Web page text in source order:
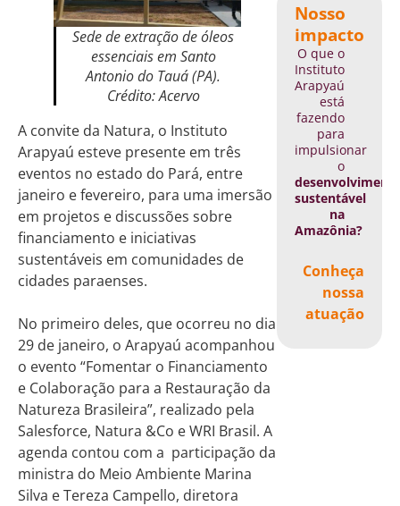
Nosso
impacto
O que o
Instituto
Arapyaú
está
fazendo
para
impulsionar
o
sustentável
na
Amazônia?
Conheça
nossa
atuação
Sede de extração de óleos
essenciais em Santo
Antonio do Tauá (PA).
Crédito: Acervo
A convite da Natura, o Instituto
Arapyaú esteve presente em três
eventos no estado do Pará, entre
janeiro e fevereiro, para uma imersão
em projetos e discussões sobre
financiamento e iniciativas
sustentáveis em comunidades de
cidades paraenses.
No primeiro deles, que ocorreu no dia
29 de janeiro, o Arapyaú acompanhou
o evento “Fomentar o Financiamento
e Colaboração para a Restauração da
Natureza Brasileira”, realizado pela
Salesforce, Natura &Co e WRI Brasil. A
agenda contou com a participação da
ministra do Meio Ambiente Marina
Silva e Tereza Campello, diretora